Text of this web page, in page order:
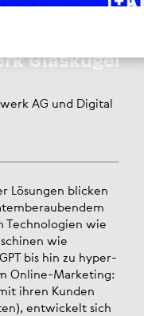
2025
Glaskugel
AG und Digital
Lösungen blicken
Technologien wie
wie
bis hin zu hyper­
Online-Marketing:
ihren Kunden
entwickelt sich